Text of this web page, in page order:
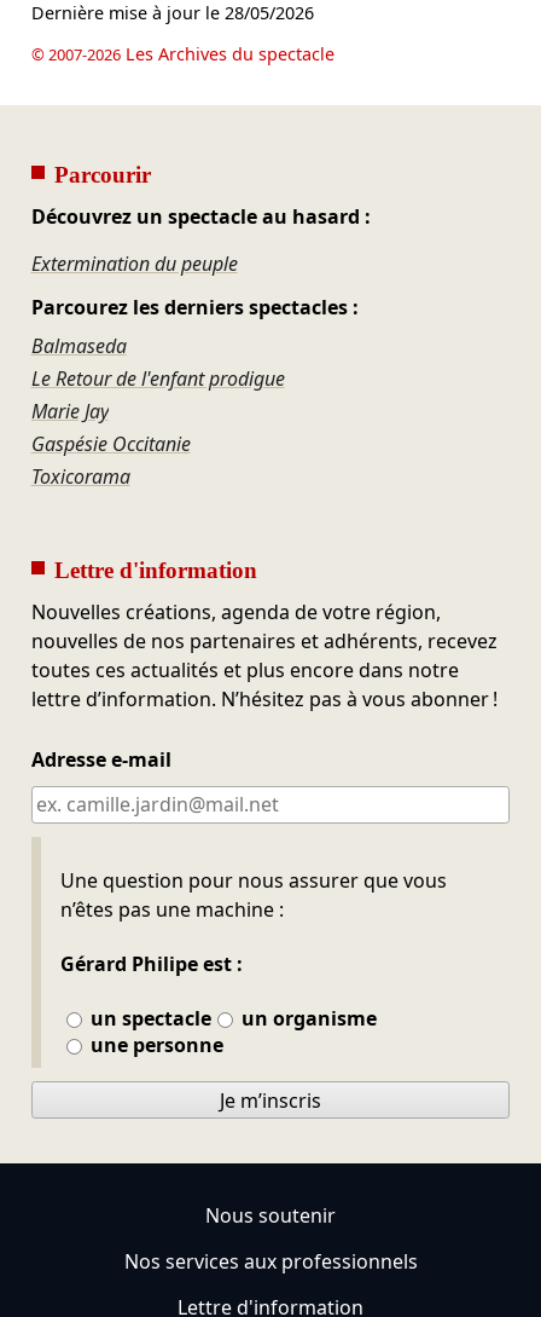
Dernière mise à jour le 28/05/2026
© 2007-2026Les Archives du spectacle
Parcourir
Découvrez un spectacle au hasard :
Extermination du peuple
Parcourez les derniers spectacles :
Balmaseda
Le Retour de l'enfant prodigue
Marie Jay
Gaspésie Occitanie
Toxicorama
Lettre d'information
Nouvelles créations, agenda de votre région,
nouvelles de nos partenaires et adhérents, recevez
toutes ces actualités et plus encore dans notre
lettre d’information. N’hésitez pas à vous abonner !
Adresse e-mail
Une question pour nous assurer que vous
n’êtes pas une machine :
Gérard Philipe est :
un spectacle
un organisme
une personne
Ne pas remplir
Je m’inscris
Nous soutenir
Nos services aux professionnels
Lettre d'information